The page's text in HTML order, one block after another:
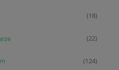
(18)
(22)
(124)